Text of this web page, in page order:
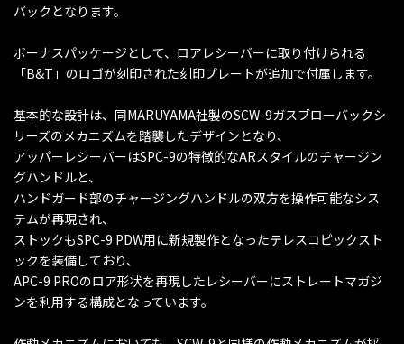
バックとなります。
ボーナスパッケージとして、ロアレシーバーに取り付けられる
「B&T」のロゴが刻印された刻印プレートが追加で付属します。
基本的な設計は、同MARUYAMA社製のSCW-9ガスブローバックシ
リーズのメカニズムを踏襲したデザインとなり、
アッパーレシーバーはSPC-9の特徴的なARスタイルのチャージン
グハンドルと、
ハンドガード部のチャージングハンドルの双方を操作可能なシス
テムが再現され、
ストックもSPC-9 PDW用に新規製作となったテレスコピックスト
ックを装備しており、
APC-9 PROのロア形状を再現したレシーバーにストレートマガジ
ンを利用する構成となっています。